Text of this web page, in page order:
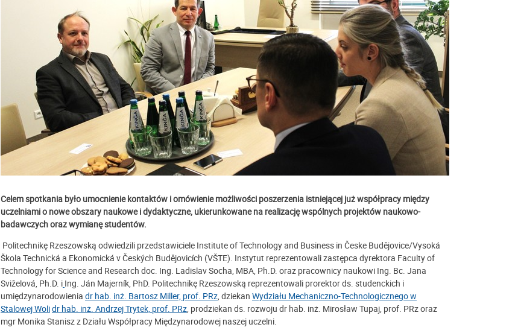
Celem spotkania było umocnienie kontaktów i omówienie możliwości poszerzenia istniejącej już współpracy między
uczelniami o nowe obszary naukowe i dydaktyczne, ukierunkowane na realizację wspólnych projektów naukowo-
badawczych oraz wymianę studentów.
Politechnikę Rzeszowską odwiedzili przedstawiciele Institute of Technology and Business in Česke Budějovice/Vysoká
Škola Technická a Ekonomická v Českých Budějovicích (VŠTE). Instytut reprezentowali zastępca dyrektora Faculty of
Technology for Science and Research doc. Ing. Ladislav Socha, MBA, Ph.D. oraz pracownicy naukowi Ing. Bc. Jana
Sviželová, Ph.D. i Ing. Ján Majerník, PhD. Politechnikę Rzeszowską reprezentowali prorektor ds. studenckich i
umiędzynarodowienia dr hab. inż. Bartosz Miller, prof. PRz, dziekan Wydziału Mechaniczno-Technologicznego w
Stalowej Wolidr hab. inż. Andrzej Trytek, prof. PRz, prodziekan ds. rozwoju dr hab. inż. Mirosław Tupaj, prof. PRz oraz
mgr Monika Stanisz z Działu Współpracy Międzynarodowej naszej uczelni.